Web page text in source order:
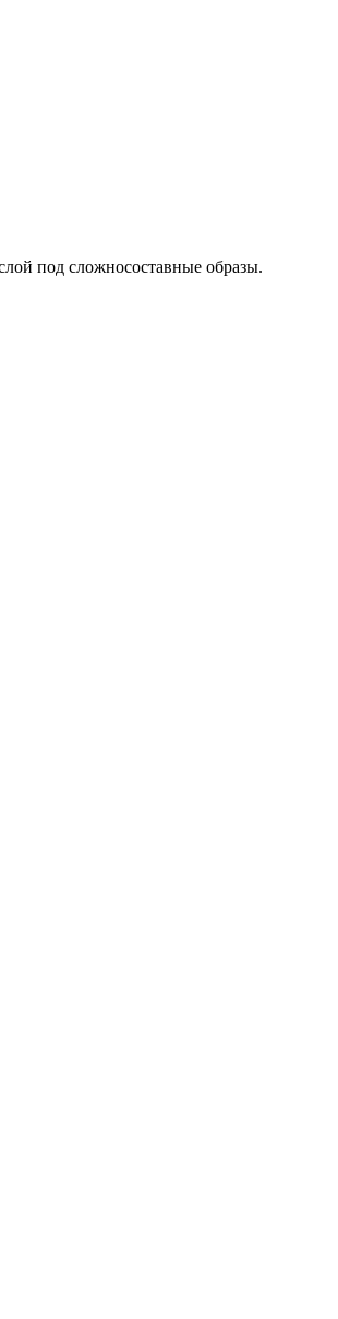
под сложносоставные образы.